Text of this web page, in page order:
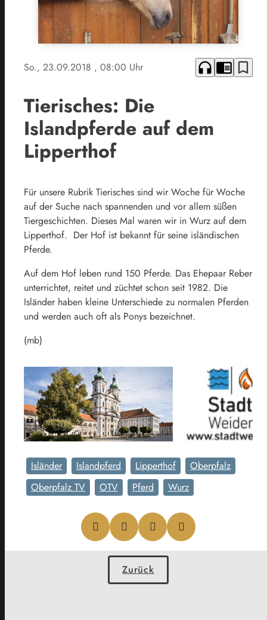
So., 23.09.2018 , 08:00 Uhr headphones chrome_reader_mode bookmark_border
Tierisches: Die
Islandpferde auf dem
Lipperthof
Für unsere Rubrik Tierisches sind wir Woche für Woche
auf der Suche nach spannenden und vor allem süßen
Tiergeschichten. Dieses Mal waren wir in Wurz auf dem
Lipperthof. Der Hof ist bekannt für seine isländischen
Pferde.
Auf dem Hof leben rund 150 Pferde. Das Ehepaar Reber
unterrichtet, reitet und züchtet schon seit 1982. Die
Isländer haben kleine Unterschiede zu normalen Pferden
und werden auch oft als Ponys bezeichnet.
(mb)
Isländer Islandpferd Lipperthof
Oberpfalz
Oberpfalz TV
OTV Pferd Wurz
Zurück